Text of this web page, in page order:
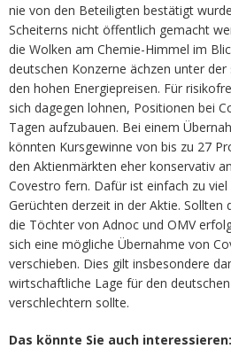
nie von den Beteiligten bestätigt
Scheiterns nicht öffentlich gemacht
die Wolken am Chemie-Himmel im
deutschen Konzerne ächzen unter
den hohen Energiepreisen. Für
sich dagegen lohnen, Positionen bei
Tagen aufzubauen. Bei einem
könnten Kursgewinne von bis zu 27
den Aktienmärkten eher konservativ
Covestro fern. Dafür ist einfach zu viel
Gerüchten derzeit in der Aktie. Sollten
die Töchter von Adnoc und OMV
sich eine mögliche Übernahme von
verschieben. Dies gilt insbesondere
wirtschaftliche Lage für den
verschlechtern sollte.
Das könnte Sie auch interessieren: